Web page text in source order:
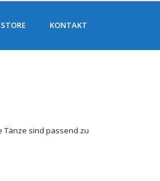
STORE KONTAKT
Tänze sind passend zu